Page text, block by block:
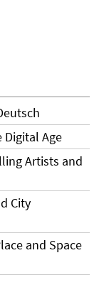
Digital Age
Artists and
City
and Space